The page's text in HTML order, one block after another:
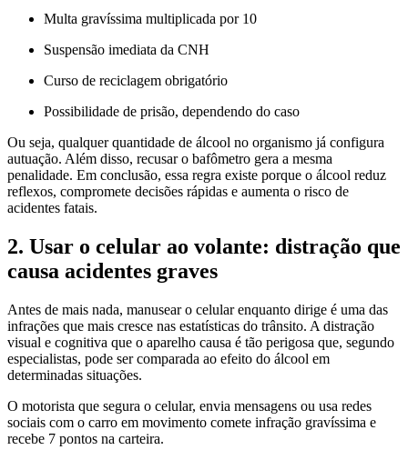
Multa gravíssima multiplicada por 10
Suspensão imediata da CNH
Curso de reciclagem obrigatório
Possibilidade de prisão, dependendo do caso
Ou seja, qualquer quantidade de álcool no organismo já configura
autuação. Além disso, recusar o bafômetro gera a mesma
penalidade. Em conclusão, essa regra existe porque o álcool reduz
reflexos, compromete decisões rápidas e aumenta o risco de
acidentes fatais.
2. Usar o celular ao volante: distração que
causa acidentes graves
Antes de mais nada, manusear o celular enquanto dirige é uma das
infrações que mais cresce nas estatísticas do trânsito. A distração
visual e cognitiva que o aparelho causa é tão perigosa que, segundo
especialistas, pode ser comparada ao efeito do álcool em
determinadas situações.
O motorista que segura o celular, envia mensagens ou usa redes
sociais com o carro em movimento comete infração gravíssima e
recebe 7 pontos na carteira.